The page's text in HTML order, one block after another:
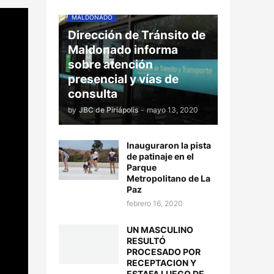
MALDONADO
Dirección de Tránsito de
Maldonado informa
sobre atención
presencial y vías de
consulta
by JBC de Piriápolis - mayo 13, 2020
Inauguraron la pista
de patinaje en el
Parque
Metropolitano de La
Paz
febrero 16, 2020
UN MASCULINO
RESULTÓ
PROCESADO POR
RECEPTACION Y